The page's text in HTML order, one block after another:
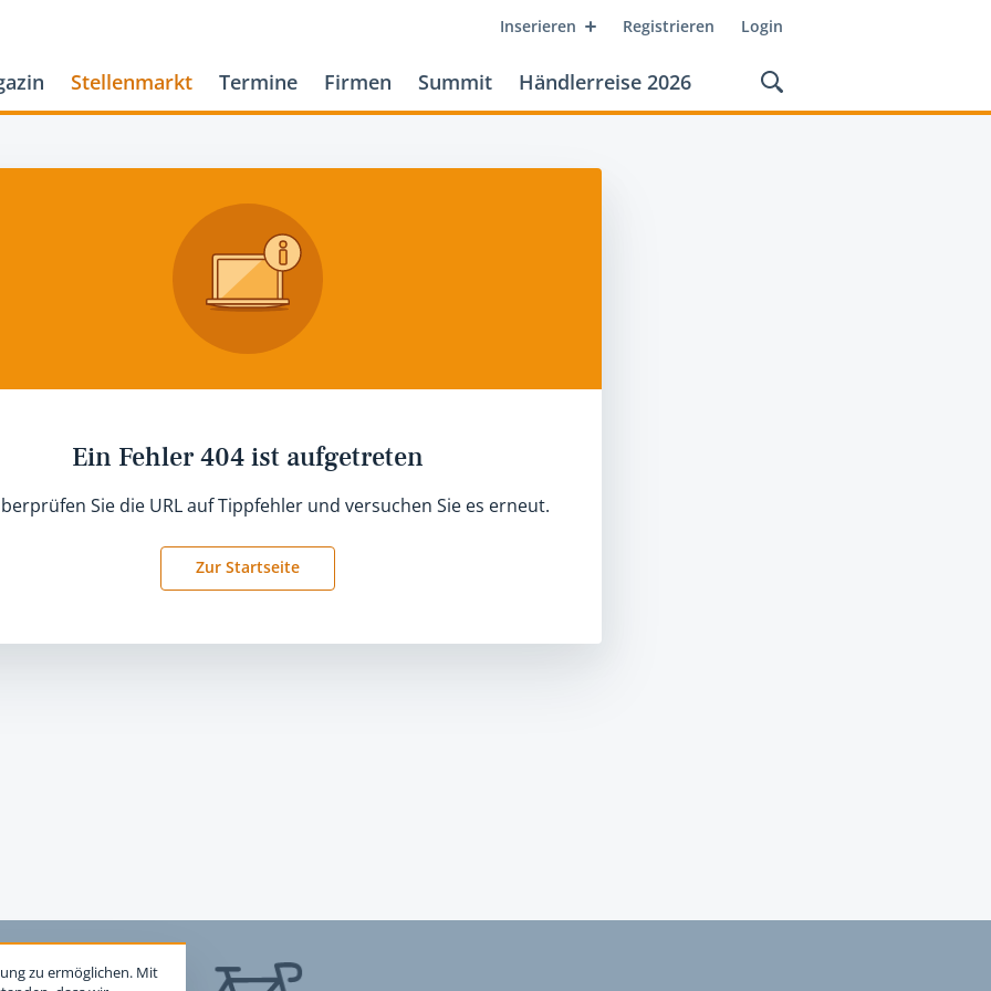
Inserieren Registrieren Login
Stellenmarkt Termine Firmen Summit Händlerreise 2026
Ein Fehler 404 ist aufgetreten
Sie die URL auf Tippfehler und versuchen Sie es erneut.
Zur Startseite
zu ermöglichen. Mit